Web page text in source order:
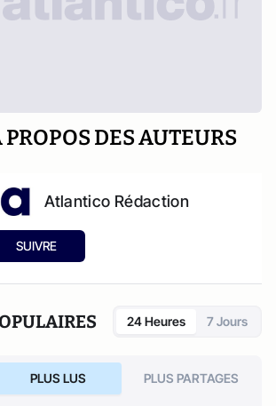
PROPOS DES AUTEURS
Atlantico Rédaction
SUIVRE
24 Heures 7 Jours
PLUS LUS PLUS PARTAGES